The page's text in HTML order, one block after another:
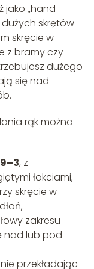
jako „hand-
skrętów
skręcie w
z bramy czy
dużego
się nad
rąk można
9–3, z
łokciami,
skręcie w
zakresu
nad lub pod
przekładając